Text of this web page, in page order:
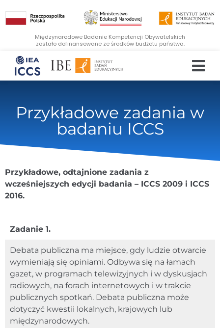
Międzynarodowe Badanie Kompetencji Obywatelskich
zostało dofinansowane ze środków budżetu państwa.
Przykładowe zadania w
badaniu ICCS
Przykładowe, odtajnione zadania z
wcześniejszych edycji badania – ICCS 2009 i ICCS
2016.
Zadanie 1.
Debata publiczna ma miejsce, gdy ludzie otwarcie
wymieniają się opiniami. Odbywa się na łamach
gazet, w programach telewizyjnych i w dyskusjach
radiowych, na forach internetowych i w trakcie
publicznych spotkań. Debata publiczna może
dotyczyć kwestii lokalnych, krajowych lub
międzynarodowych.